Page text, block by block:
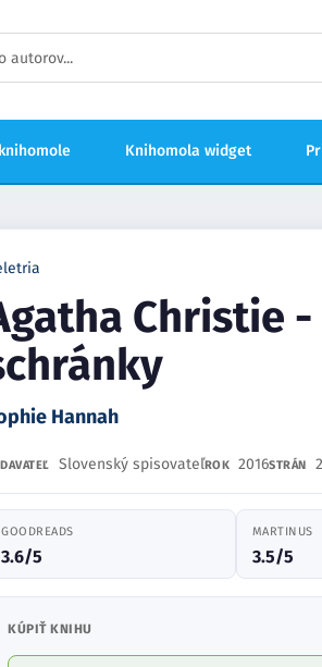
Knihomola widget
Christie
Hannah
Slovenský spisovateľROK 2016STRÁN
GOODREADS
3.6/5
MARTINUS
3.5/5
KÚPIŤ KNIHU